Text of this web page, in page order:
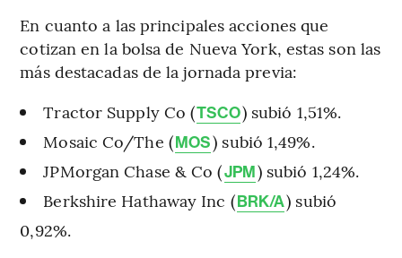
En cuanto a las principales acciones que
cotizan en la bolsa de Nueva York, estas son las
más destacadas de la jornada previa:
Tractor Supply Co (TSCO) subió 1,51%.
Mosaic Co/The (MOS) subió 1,49%.
JPMorgan Chase & Co (JPM) subió 1,24%.
Berkshire Hathaway Inc (BRK/A) subió
0,92%.